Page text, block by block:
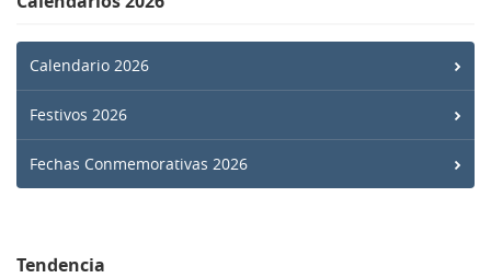
Calendario 2026
Festivos 2026
Fechas Conmemorativas 2026
Tendencia